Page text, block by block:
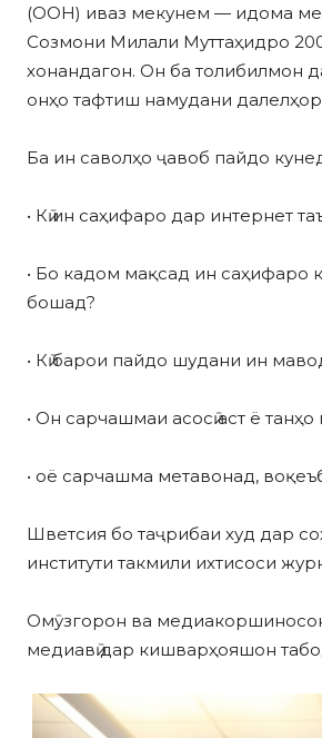
(ООН) иваз мекунем — идома
Созмони Милали Муттаҳидро
хонандагон. Он ба толибилмон
онҳо тафтиш намудани
Ба ин саволҳо ҷавоб пайдо
• Кӣ ин саҳифаро дар интернет
• Бо кадом мақсад ин саҳифаро
бошад?
• Кӣ барои пайдо шудани ин
• Он сарчашмаи асосӣ аст ё
• оё сарчашма метавонад,
Шветсия бо таҷрибаи худ дар
институти такмили ихтисоси
Омӯзгорон ва
медиавӣ дар кишварҳояшон